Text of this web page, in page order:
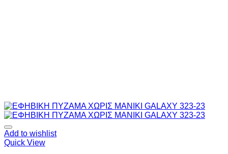
Add to wishlist
Quick View